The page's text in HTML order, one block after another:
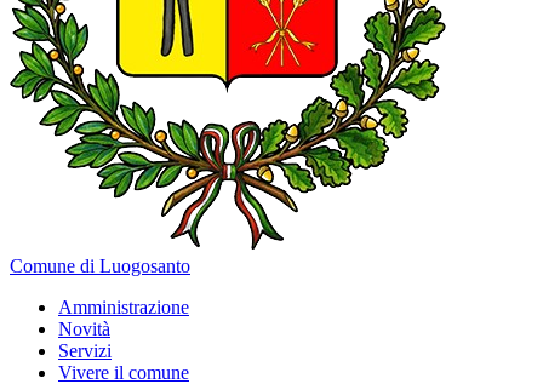
Comune di Luogosanto
Amministrazione
Novità
Servizi
Vivere il comune